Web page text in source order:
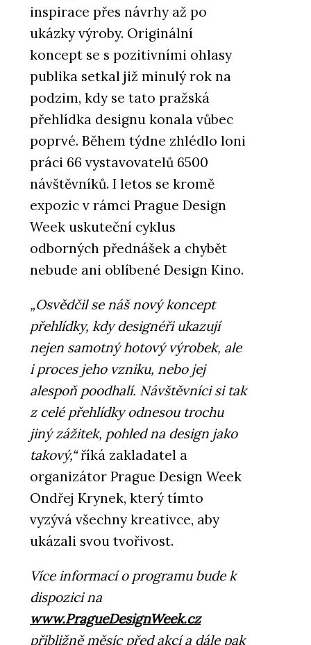
inspirace přes návrhy až po
ukázky výroby. Originální
koncept se s pozitivními ohlasy
publika setkal již minulý rok na
podzim, kdy se tato pražská
přehlídka designu konala vůbec
poprvé. Během týdne zhlédlo loni
práci 66 vystavovatelů 6500
návštěvníků. I letos se kromě
expozic v rámci Prague Design
Week uskuteční cyklus
odborných přednášek a chybět
nebude ani oblíbené Design Kino.
„Osvědčil se náš nový koncept
přehlídky, kdy designéři ukazují
nejen samotný hotový výrobek, ale
i proces jeho vzniku, nebo jej
alespoň poodhalí. Návštěvníci si tak
z celé přehlídky odnesou trochu
jiný zážitek, pohled na design jako
takový,“říká zakladatel a
organizátor Prague Design Week
Ondřej Krynek, který tímto
vyzývá všechny kreativce, aby
ukázali svou tvořivost.
Více informací o programu bude k
dispozici na
www.PragueDesignWeek.cz
přibližně měsíc před akcí a dále pak